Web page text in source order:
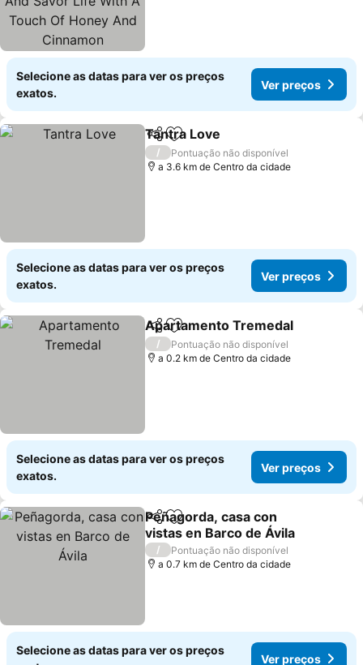
Selecione as datas para ver os preços
exatos.
Ver preços
PartilharAdicionar aos favoritos
Tantra Love
/
Pontuação não disponível
a 3.6 km de Centro da cidade
Selecione as datas para ver os preços
exatos.
Ver preços
PartilharAdicionar aos favoritos
Apartamento Tremedal
/
Pontuação não disponível
a 0.2 km de Centro da cidade
Selecione as datas para ver os preços
exatos.
Ver preços
PartilharAdicionar aos favoritos
Peñagorda, casa con
vistas en Barco de Ávila
Ver preços
/
Pontuação não disponível
a 0.7 km de Centro da cidade
Selecione as datas para ver os preços
Ver preços